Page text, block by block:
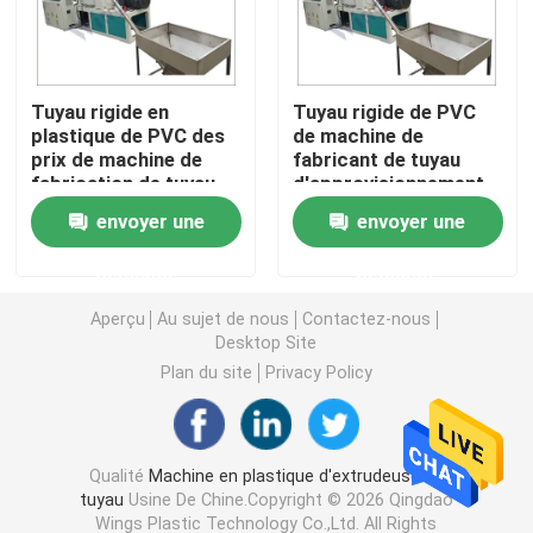
Machine d'extrudeuse de tuyau de PVC
Chaîne de production de tuyau de PPR
Machine d'extrudeuse de tuyau de PE
Machine d'extrusion de bande d'ANIMAL FAMILIER
Pp attachent la chaîne de production
Machine en plastique d'extrudeuse de feuille
Tuyau rigide en
plastique de PVC des
prix de machine de
fabrication de tuyau
de PVC faisant la
machineenvoyer une
Tuyau rigide de PVC
de machine de
fabricant de tuyau
d'approvisionnement
en eau de PVC de
tuyau faisant la
machine
envoyer une
Aperçu Au sujet de nous
Contactez-nous
Desktop Site
Plan du site
Privacy Policy
Qualité Machine en plastique d'extrudeuse de
tuyau Usine De Chine.Copyright © 2026 Qingdao
Wings Plastic Technology Co.,Ltd. All Rights